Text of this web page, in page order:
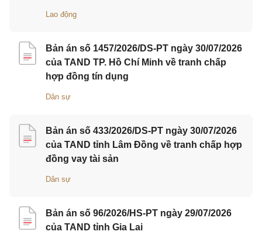
Lao động
Bản án số 1457/2026/DS-PT ngày 30/07/2026
của TAND TP. Hồ Chí Minh về tranh chấp
hợp đồng tín dụng
Dân sự
Bản án số 433/2026/DS-PT ngày 30/07/2026
của TAND tỉnh Lâm Đồng về tranh chấp hợp
đồng vay tài sản
Dân sự
Bản án số 96/2026/HS-PT ngày 29/07/2026
của TAND tỉnh Gia Lai